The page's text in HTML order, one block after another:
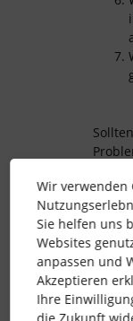
Ticket
Wir verwenden
Sie helfen uns
Websites
anpassen und
Akzeptieren
Ihre